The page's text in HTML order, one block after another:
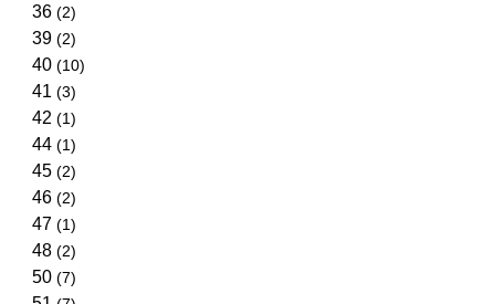
36(2)
39(2)
40(10)
41(3)
42(1)
44(1)
45(2)
46(2)
47(1)
48(2)
50(7)